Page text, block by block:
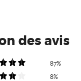
des avis
87%
8%